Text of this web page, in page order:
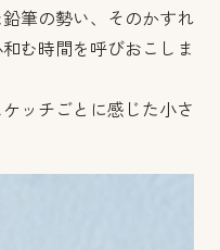
筆の勢い、そのかすれ
む時間を呼びおこしま
ッチごとに感じた小さ